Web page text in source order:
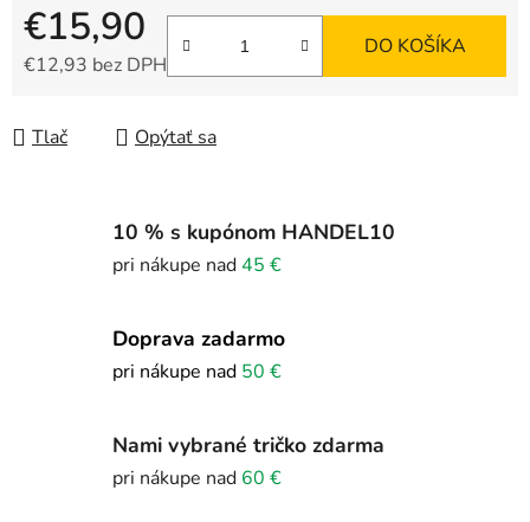
€15,90
€12,93 bez DPH
DO KOŠÍKA
Tlač Opýtať sa
10 % s kupónom HANDEL10
pri nákupe nad45 €
Doprava zadarmo
pri nákupe nad 50 €
Nami vybrané tričko zdarma
pri nákupe nad 60 €